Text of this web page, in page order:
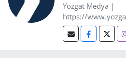
Yozgat Medya |
https://